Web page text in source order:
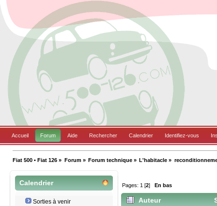
Accueil Forum Aide Rechercher Calendrier Identifiez-vous
Fiat 500 • Fiat 126 » Forum» Forum technique» L'habitacle »
Calendrier
Sorties à venir
Pages: 1 [2] En bas
Auteur